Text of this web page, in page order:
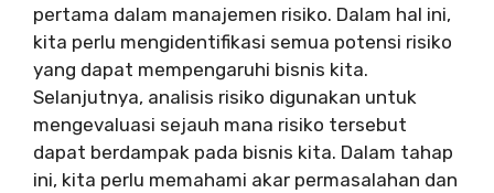
pertama dalam manajemen risiko. Dalam hal ini,
kita perlu mengidentifikasi semua potensi risiko
yang dapat mempengaruhi bisnis kita.
Selanjutnya, analisis risiko digunakan untuk
mengevaluasi sejauh mana risiko tersebut
dapat berdampak pada bisnis kita. Dalam tahap
ini, kita perlu memahami akar permasalahan dan